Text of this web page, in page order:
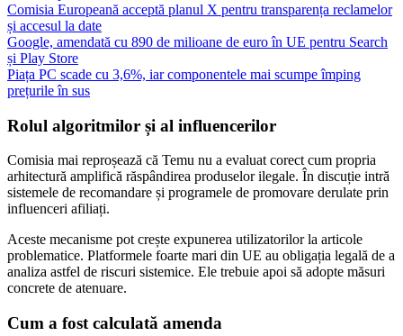
Comisia Europeană acceptă planul X pentru transparența reclamelor
și accesul la date
Google, amendată cu 890 de milioane de euro în UE pentru Search
și Play Store
Piața PC scade cu 3,6%, iar componentele mai scumpe împing
prețurile în sus
Rolul algoritmilor și al influencerilor
Comisia mai reproșează că Temu nu a evaluat corect cum propria
arhitectură amplifică răspândirea produselor ilegale. În discuție intră
sistemele de recomandare și programele de promovare derulate prin
influenceri afiliați.
Aceste mecanisme pot crește expunerea utilizatorilor la articole
problematice. Platformele foarte mari din UE au obligația legală de a
analiza astfel de riscuri sistemice. Ele trebuie apoi să adopte măsuri
concrete de atenuare.
Cum a fost calculată amenda